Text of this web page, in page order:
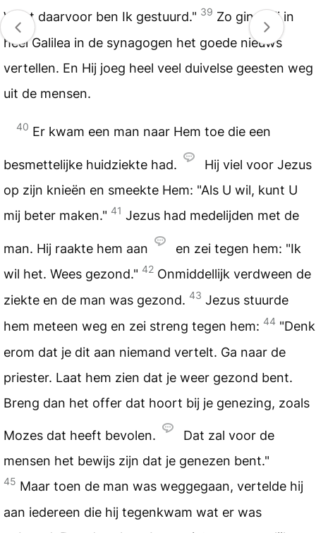
Want daarvoor ben Ik gestuurd." 39 Zo ging Hij in
heel Galilea in de synagogen het goede nieuws
vertellen. En Hij joeg heel veel duivelse geesten weg
uit de mensen.
40 Er kwam een man naar Hem toe die een
besmettelijke huidziekte had.
Hij viel voor Jezus
op zijn knieën en smeekte Hem: "Als U wil, kunt U
mij beter maken." 41 Jezus had medelijden met de
man. Hij raakte hem aan
en zei tegen hem: "Ik
wil het. Wees gezond." 42 Onmiddellijk verdween de
ziekte en de man was gezond. 43 Jezus stuurde
hem meteen weg en zei streng tegen hem: 44 "Denk
erom dat je dit aan niemand vertelt. Ga naar de
priester. Laat hem zien dat je weer gezond bent.
Breng dan het offer dat hoort bij je genezing, zoals
Mozes dat heeft bevolen.
Dat zal voor de
mensen het bewijs zijn dat je genezen bent."
45 Maar toen de man was weggegaan, vertelde hij
aan iedereen die hij tegenkwam wat er was